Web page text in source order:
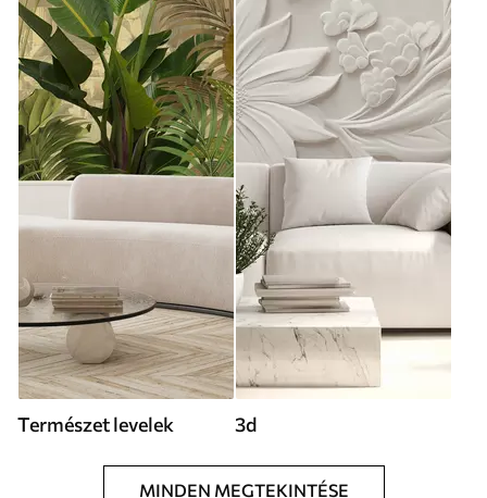
Természet levelek 3d
MINDEN MEGTEKINTÉSE